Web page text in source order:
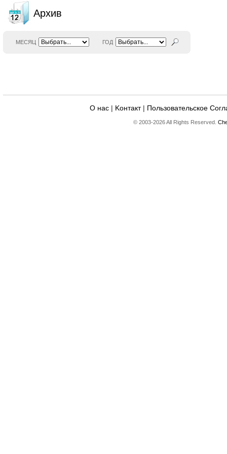
Архив
МЕСЯЦ ГОД
О нас | Kонтакт| Пользовательское
© 2003-2026 All Rights Reserved.